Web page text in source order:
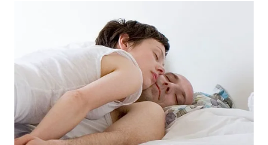
WN
KUNINGAN
WN
MAJALENGKA